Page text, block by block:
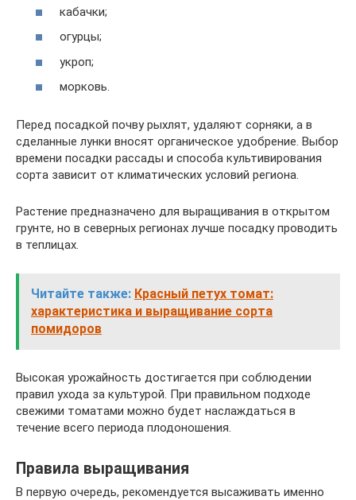
кабачки;
огурцы;
укроп;
морковь.
Перед посадкой почву рыхлят, удаляют сорняки, а в
сделанные лунки вносят органическое удобрение. Выбор
времени посадки рассады и способа культивирования
сорта зависит от климатических условий региона.
Растение предназначено для выращивания в открытом
грунте, но в северных регионах лучше посадку проводить
в теплицах.
Читайте также: Красный петух томат:
характеристика и выращивание сорта
помидоров
Высокая урожайность достигается при соблюдении
правил ухода за культурой. При правильном подходе
свежими томатами можно будет наслаждаться в
течение всего периода плодоношения.
Правила выращивания
В первую очередь, рекомендуется высаживать именно